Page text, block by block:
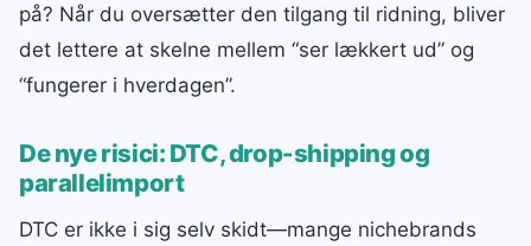
på? Når du oversætter den tilgang til ridning, bliver
det lettere at skelne mellem “ser lækkert ud” og
“fungerer i hverdagen”.
De nye risici: DTC, drop-shipping og
parallelimport
DTC er ikke i sig selv skidt—mange nichebrands